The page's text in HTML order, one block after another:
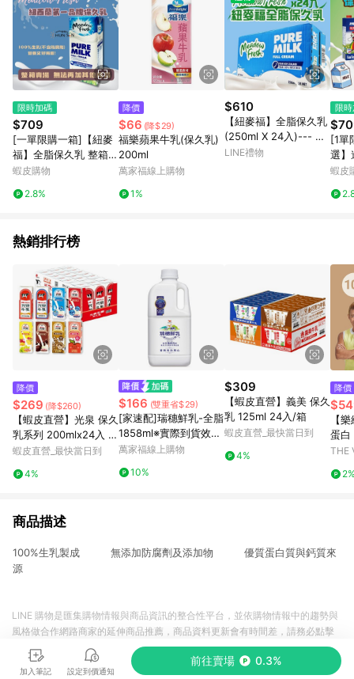
價券等虛擬貨幣折抵 4. 大宗採購或批發轉賣不具回饋資格： 如
有相關事證認定您為大宗採購、批發轉賣而非最終消費使用者，
相關認定以Yahoo購物中心之認定為準
限時加碼
$709
[一單限購一箱]【紐麥
福】全脂保久乳 整箱宅
配出貨 1L＊12瓶 保久
蝦皮購物
2.8%
降價
$66 (降$29)
福樂蘋果牛乳(保久乳)
200ml
萬家福線上購物
1%
$610
【紐麥福】全脂保久乳
(250ml X 24入)--- 現
貨供應
LINE禮物
限
[1單
選】
2瓶
牛
蝦皮
熱銷排行榜
降價
$269 (降$260)
【蝦皮直營】光泉 保久
乳系列 200mlx24入 全
脂/低脂/低脂高鈣/高
蘋果 牛奶 保久乳
蝦皮直營_最快當日到
4%
$166 (雙重省$29)
[家速配]瑞穗鮮乳-全脂
1858ml※實際到貨效期
約4天以上
萬家福線上購物
10%
$309
【蝦皮直營】義美 保久
乳 125ml 24入/箱
蝦皮直營_最快當日到
4%
降價
【
蛋白
漿
THE
商品描述
100%生乳製成 無添加防腐劑及添加物 優質蛋白質與鈣質來
源
加入筆記 設定到價通知
前往賣場 0.3%
LINE 購物是匯集購物情報與商品資訊的整合性平台，並依購物情報中的趨勢與
風格做合作網路商家的延伸商品推薦，商品資料更新會有時間差，請務必點擊
商品至各合作網路商家，確認現售價與購物條件，一切資訊以合作廠商網頁為
準。